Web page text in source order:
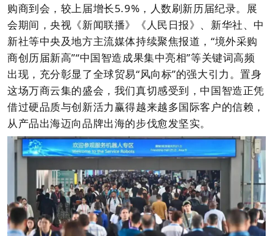
购商到会，较上届增长5.9%，人数刷新历届纪录。展
会期间，央视《新闻联播》《人民日报》、新华社、中
新社等中央及地方主流媒体持续聚焦报道，“境外采购
商创历届新高”“中国智造成果集中亮相”等关键词高频
出现，充分彰显了全球贸易“风向标”的强大引力。置身
这场万商云集的盛会，我们真切感受到，中国智造正凭
借过硬品质与创新活力赢得越来越多国际客户的信赖，
从产品出海迈向品牌出海的步伐愈发坚实。